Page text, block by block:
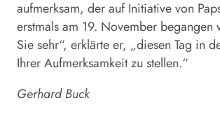
aufmerksam, der auf Initiative von
erstmals am 19. November begangen
Sie sehr“, erklärte er, „diesen Tag in
Ihrer Aufmerksamkeit zu stellen.“
Gerhard Buck